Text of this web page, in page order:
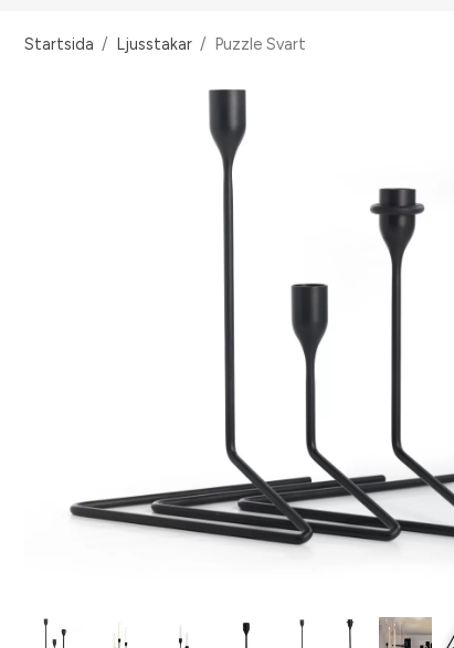
Startsida / Ljusstakar / Puzzle Svart